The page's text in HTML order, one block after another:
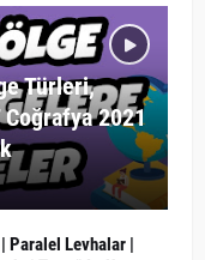
Türleri,
2021
Paralel Levhalar |